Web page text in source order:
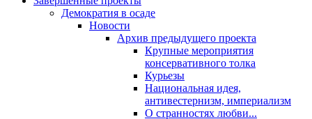
Демократия в осаде
Новости
Архив предыдущего проекта
Крупные мероприятия
консервативного толка
Курьезы
Национальная идея,
антивестернизм, империализм
О странностях любви...